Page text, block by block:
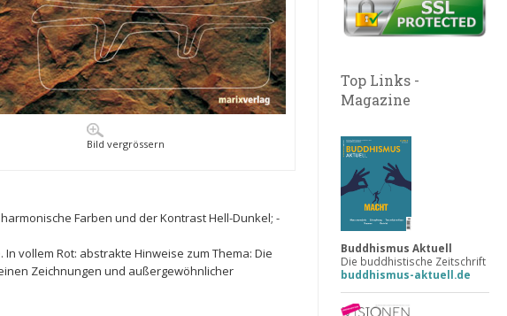
Bild vergrössern
Farben und der Kontrast Hell-Dunkel; -
vollem Rot: abstrakte Hinweise zum Thema: Die
Zeichnungen und außergewöhnlicher
Top Links -
Magazine
Buddhismus Aktuell
Die buddhistische Zeitschrift
buddhismus-aktuell.de